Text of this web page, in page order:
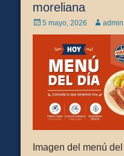
moreliana
Posted
on
5 mayo, 2026 Author
admin
Imagen del menú